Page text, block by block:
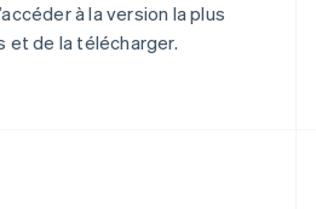
à la version la plus
de la télécharger.